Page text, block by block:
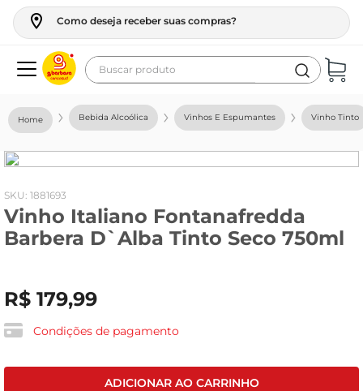
Como deseja receber suas compras?
Buscar produto
Bebida Alcoólica Vinhos E Espumantes Vinho Tinto
: 1881693
Vinho Italiano Fontanafredda
Barbera D`Alba Tinto Seco 750ml
R$ 179,99
Condições de pagamento
ADICIONAR AO CARRINHO
geladeira
fogao
café
cerveja
leite
vinho